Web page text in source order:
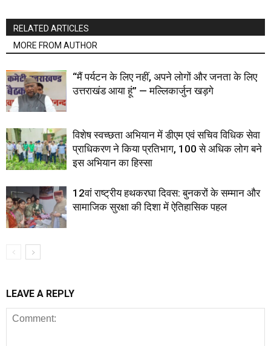
RELATED ARTICLES
MORE FROM AUTHOR
“मैं पर्यटन के लिए नहीं, अपने लोगों और जनता के लिए
उत्तराखंड आया हूं” — मल्लिकार्जुन खड़गे
विशेष स्वच्छता अभियान में डीएम एवं सचिव विधिक सेवा
प्राधिकरण ने किया प्रतिभाग, 100 से अधिक लोग बने
इस अभियान का हिस्सा
12वां राष्ट्रीय हथकरघा दिवस: बुनकरों के सम्मान और
सामाजिक सुरक्षा की दिशा में ऐतिहासिक पहल
LEAVE A REPLY